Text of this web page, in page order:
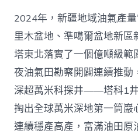
2024年，新疆地域油氣產
里木盆地、準噶爾盆地新區
塔東北落實了一個億噸級範
夜油氣田勘察開闢連續推動
深超萬米科探井——塔科1
掏出全球萬米深地第一筒巖
連續穩產高產，富滿油田